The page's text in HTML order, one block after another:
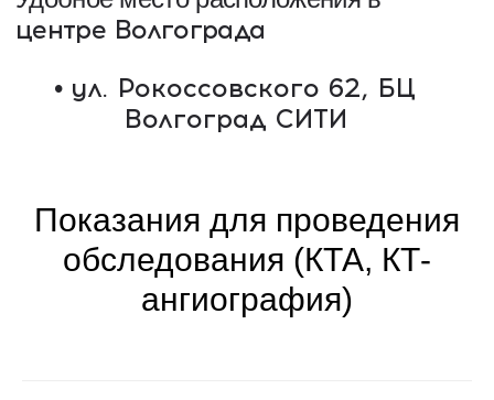
Показания для проведения
обследования (КТА, КТ-
ангиография)